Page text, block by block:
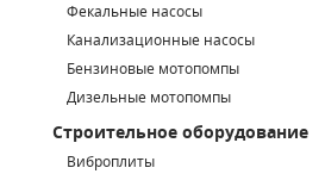
Фекальные насосы
Канализационные насосы
Бензиновые мотопомпы
Дизельные мотопомпы
Строительное оборудование
Виброплиты
ДИЗЕЛЬНЫЕ ДВИГАТЕЛИ
ФИЛЬТРЫ ТОПЛИВНЫЕ